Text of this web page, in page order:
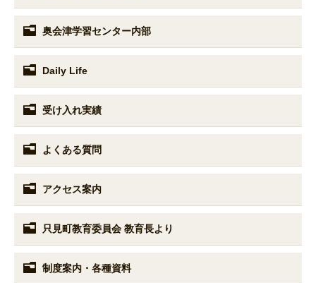
奥会津学習センター内部
Daily Life
受け入れ実績
よくある質問
アクセス案内
只見町教育委員会 教育長より
制度案内・各種資料